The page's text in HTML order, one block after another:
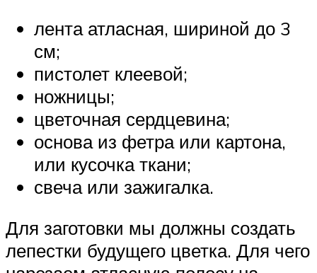
лента атласная, шириной до 3
см;
пистолет клеевой;
ножницы;
цветочная сердцевина;
основа из фетра или картона,
или кусочка ткани;
свеча или зажигалка.
Для заготовки мы должны создать
лепестки будущего цветка. Для чего